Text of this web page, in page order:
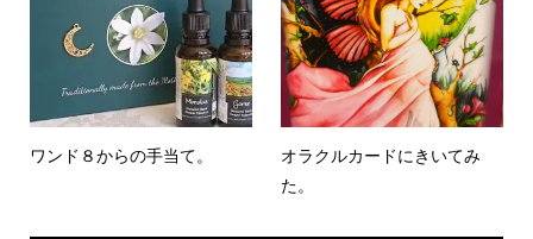
ワンド８からの手当て。
オラクルカードにきいてみ
た。